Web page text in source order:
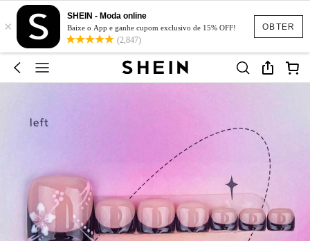
OBTER
×
SHEIN - Moda online
Baixe o App e ganhe cupom exclusivo de 15% OFF!
(2,847)